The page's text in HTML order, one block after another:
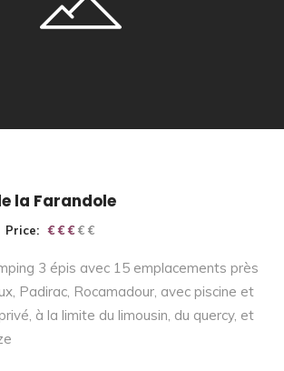
la Farandole
Price: € € € € €
€ € €
3 épis avec 15 emplacements près
Padirac, Rocamadour, avec piscine et
à la limite du limousin, du quercy, et